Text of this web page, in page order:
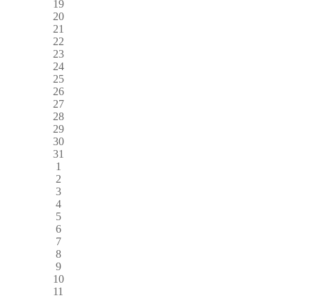
19
20
21
22
23
24
25
26
27
28
29
30
31
1
2
3
4
5
6
7
8
9
10
11